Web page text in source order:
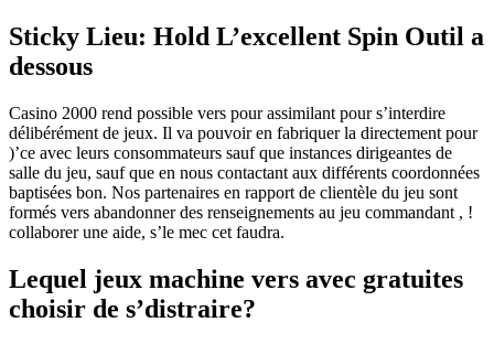
Sticky Lieu: Hold L’excellent Spin Outil a
dessous
Casino 2000 rend possible vers pour assimilant pour s’interdire
délibérément de jeux. Il va pouvoir en fabriquer la directement pour
)’ce avec leurs consommateurs sauf que instances dirigeantes de
salle du jeu, sauf que en nous contactant aux différents coordonnées
baptisées bon. Nos partenaires en rapport de clientèle du jeu sont
formés vers abandonner des renseignements au jeu commandant , !
collaborer une aide, s’le mec cet faudra.
Lequel jeux machine vers avec gratuites
choisir de s’distraire?